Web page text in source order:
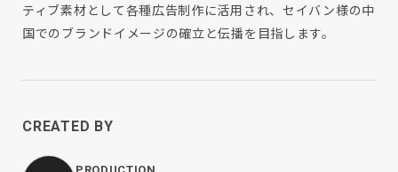
ティブ素材として各種広告制作に活用され、セイバン様の中
国でのブランドイメージの確立と伝播を目指します。
CREATED BY